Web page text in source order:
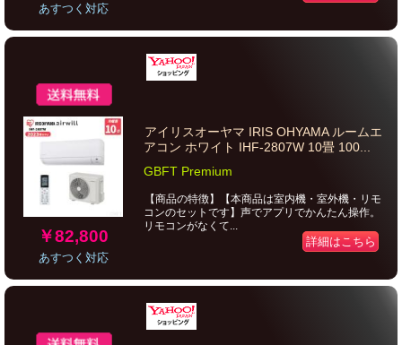
あすつく対応
￥82,800
あすつく対応
アイリスオーヤマ IRIS OHYAMA ルームエ
アコン ホワイト IHF-2807W 10畳 100...
GBFT Premium
【商品の特徴】【本商品は室内機・室外機・リモ
コンのセットです】声でアプリでかんたん操作。
リモコンがなくて...
詳細はこちら